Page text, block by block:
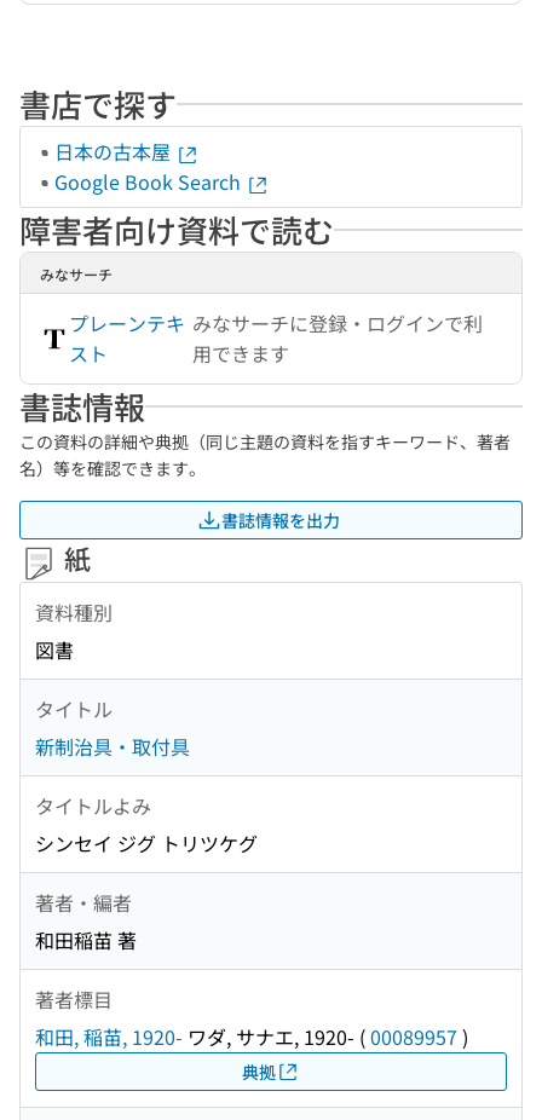
書店で探す
日本の古本屋
Google Book Search
障害者向け資料で読む
みなサーチ
プレーンテキ
スト
みなサーチに登録・ログインで利
用できます
書誌情報
この資料の詳細や典拠（同じ主題の資料を指すキーワード、著者
名）等を確認できます。
書誌情報を出力
紙
資料種別
図書
タイトル
新制治具・取付具
タイトルよみ
シンセイ ジグ トリツケグ
著者・編者
和田稲苗 著
著者標目
和田, 稲苗, 1920- ワダ, サナエ, 1920- (00089957 )
典拠